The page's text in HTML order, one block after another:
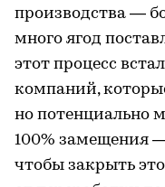
производства —
много ягод
этот процесс
компаний,
но потенциально
100% замещения
чтобы закрыть